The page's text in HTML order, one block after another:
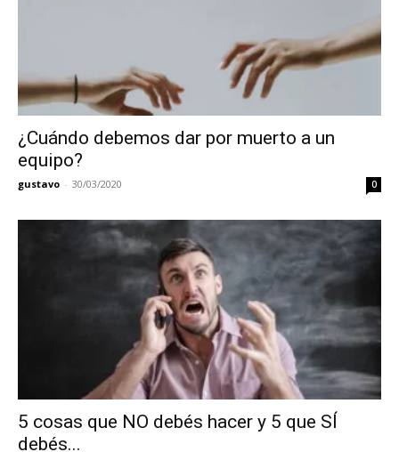
¿Cuándo debemos dar por muerto a un
equipo?
gustavo - 30/03/2020 0
5 cosas que NO debés hacer y 5 que SÍ
debés...